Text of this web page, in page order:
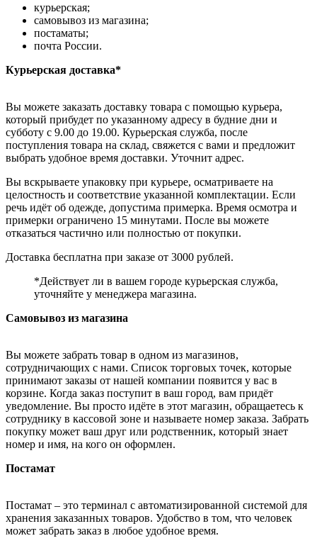
курьерская;
самовывоз из магазина;
постаматы;
почта России.
Курьерская доставка*
Вы можете заказать доставку товара с помощью курьера,
который прибудет по указанному адресу в будние дни и
субботу с 9.00 до 19.00. Курьерская служба, после
поступления товара на склад, свяжется с вами и предложит
выбрать удобное время доставки. Уточнит адрес.
Вы вскрываете упаковку при курьере, осматриваете на
целостность и соответствие указанной комплектации. Если
речь идёт об одежде, допустима примерка. Время осмотра и
примерки ограничено 15 минутами. После вы можете
отказаться частично или полностью от покупки.
Доставка бесплатна при заказе от 3000 рублей.
*Действует ли в вашем городе курьерская служба,
уточняйте у менеджера магазина.
Самовывоз из магазина
Вы можете забрать товар в одном из магазинов,
сотрудничающих с нами. Список торговых точек, которые
принимают заказы от нашей компании появится у вас в
корзине. Когда заказ поступит в ваш город, вам придёт
уведомление. Вы просто идёте в этот магазин, обращаетесь к
сотруднику в кассовой зоне и называете номер заказа. Забрать
покупку может ваш друг или родственник, который знает
номер и имя, на кого он оформлен.
Постамат
Постамат – это терминал с автоматизированной системой для
хранения заказанных товаров. Удобство в том, что человек
может забрать заказ в любое удобное время.